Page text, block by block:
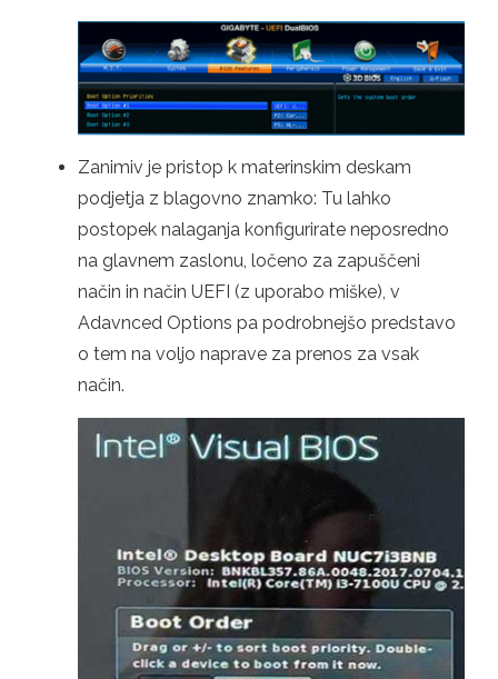
Zanimiv je pristop k materinskim deskam
podjetja z blagovno znamko: Tu lahko
postopek nalaganja konfigurirate neposredno
na glavnem zaslonu, ločeno za zapuščeni
način in način UEFI (z uporabo miške), v
Adavnced Options pa podrobnejšo predstavo
o tem na voljo naprave za prenos za vsak
način.